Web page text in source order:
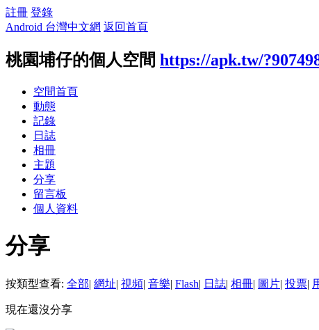
註冊 登錄
Android 台灣中文網 返回首頁
桃園埔仔的個人空間 https://apk.tw/
空間首頁
動態
記錄
日誌
相冊
主題
分享
留言板
個人資料
分享
按類型查看: 全部| 網址| 視頻| 音樂| Flash| 日誌| 相冊| 圖片| 投票|
現在還沒分享